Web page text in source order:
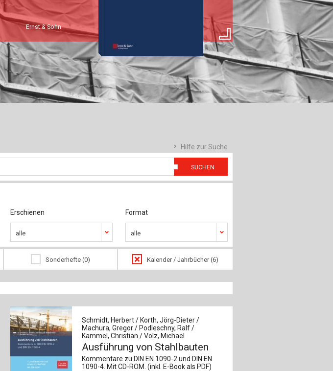
Sachbuch
Stahlbau
Tunnelbau
Verbundbau
Ernst & Sohn
Hilfe zur Suche
SUCHEN
Erschienen
alle
Format
alle
Sonderhefte (0) Kalender / Jahrbücher (6)
Schmidt, Herbert / Korth, Jörg-Dieter /
Machura, Gregor / Podleschny, Ralf /
Kammel, Christian / Volz, Michael
Ausführung von Stahlbauten
Kommentare zu DIN EN 1090-2 und DIN EN
1090-4. Mit CD-ROM. (inkl. E-Book als PDF)